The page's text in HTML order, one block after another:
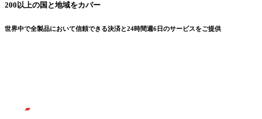
200以上の国と地域をカバー
世界中で全製品において信頼できる決済と24時間週6日のサービスをご提供